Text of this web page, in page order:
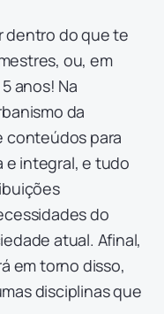
dentro do que te
ou, em
anos! Na
da
conteúdos para
e integral, e tudo
do
atual. Afinal,
em torno disso,
disciplinas que